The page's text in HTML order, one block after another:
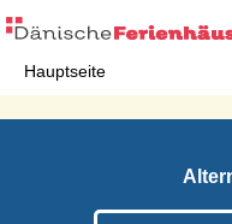
Hauptseite